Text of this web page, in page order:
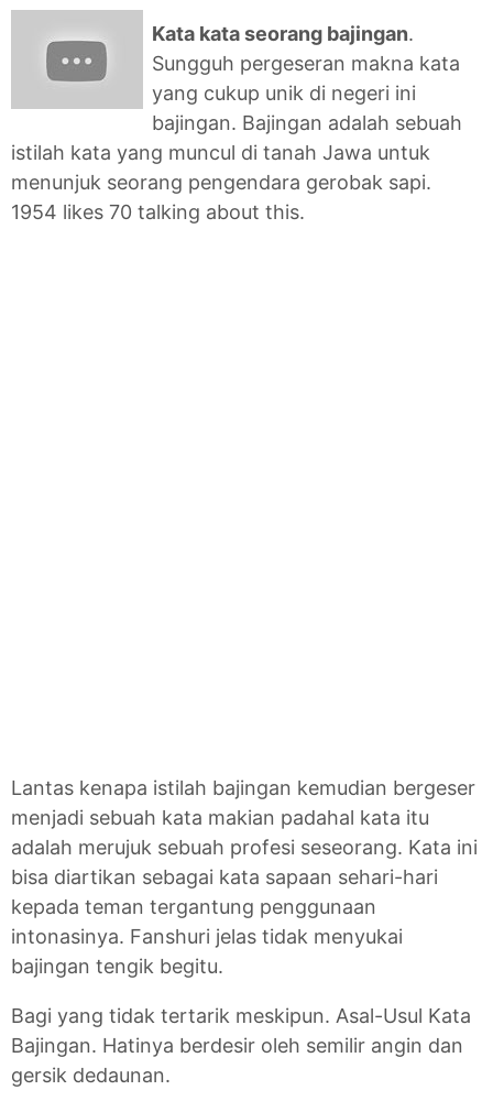
Kata kata seorang bajingan.
Sungguh pergeseran makna kata
yang cukup unik di negeri ini
bajingan. Bajingan adalah sebuah
istilah kata yang muncul di tanah Jawa untuk
menunjuk seorang pengendara gerobak sapi.
1954 likes 70 talking about this.
Lantas kenapa istilah bajingan kemudian bergeser
menjadi sebuah kata makian padahal kata itu
adalah merujuk sebuah profesi seseorang. Kata ini
bisa diartikan sebagai kata sapaan sehari-hari
kepada teman tergantung penggunaan
intonasinya. Fanshuri jelas tidak menyukai
bajingan tengik begitu.
Bagi yang tidak tertarik meskipun. Asal-Usul Kata
Bajingan. Hatinya berdesir oleh semilir angin dan
gersik dedaunan.